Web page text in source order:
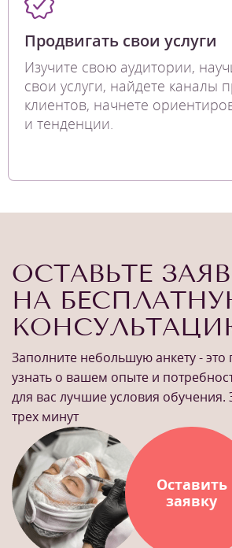
Продвигать свои услуги
Изучите свою аудитории,
свои услуги, найдете каналы
клиентов, начнете
и тенденции.
ОСТАВЬТЕ
НА
Заполните небольшую анкету -
узнать о вашем опыте и
для вас лучшие условия
трех минут
Оставить
заявку